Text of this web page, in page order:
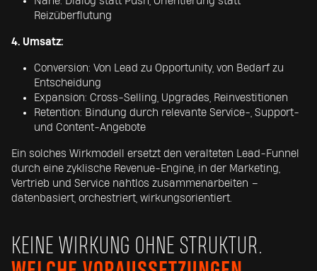
Reizüberflutung
4. Umsatz:
Conversion: Von Lead zu Opportunity, von Bedarf zu
Entscheidung
Expansion: Cross-Selling, Upgrades, Reinvestitionen
Retention: Bindung durch relevante Service-, Support-
und Content-Angebote
Ein solches Wirkmodell ersetzt den veralteten Lead-Funnel
durch eine zyklische Revenue-Engine, in der Marketing,
Vertrieb und Service nahtlos zusammenarbeiten –
datenbasiert, orchestriert, wirkungsorientiert.
KEINE WIRKUNG OHNE STRUKTUR.